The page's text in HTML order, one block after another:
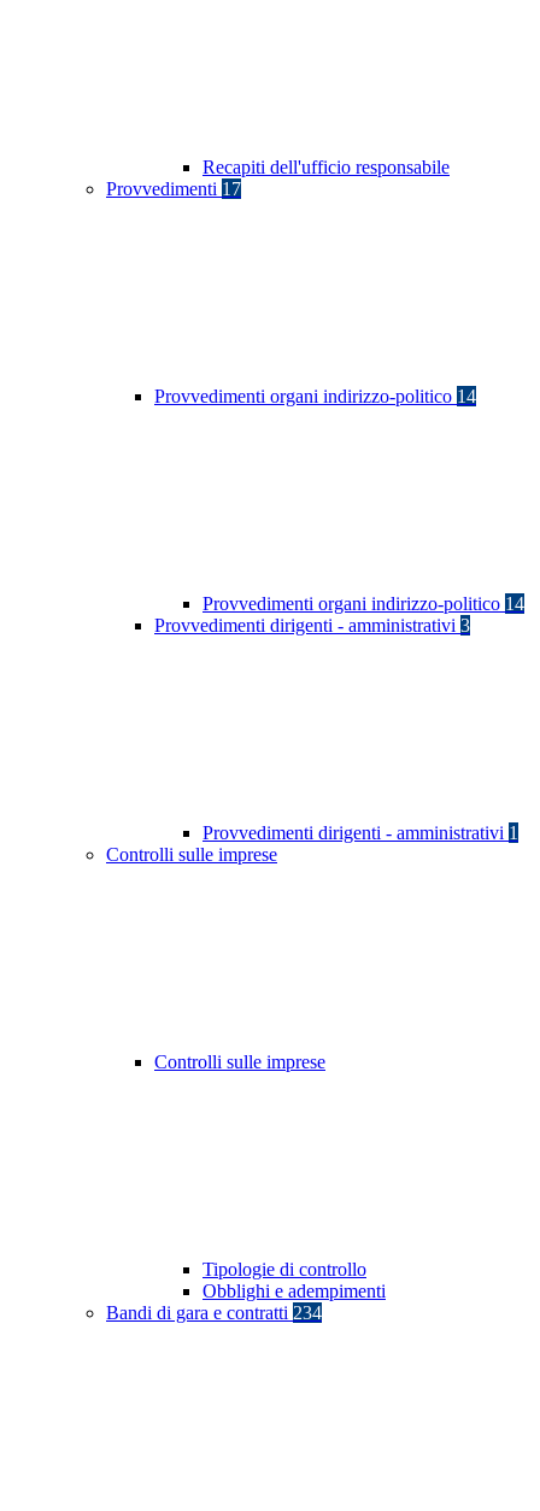
Recapiti dell'ufficio responsabile
Provvedimenti 17
Provvedimenti organi indirizzo-politico 14
Provvedimenti organi indirizzo-politico 14
Provvedimenti dirigenti - amministrativi 3
Provvedimenti dirigenti - amministrativi 1
Controlli sulle imprese
Controlli sulle imprese
Tipologie di controllo
Obblighi e adempimenti
Bandi di gara e contratti 234